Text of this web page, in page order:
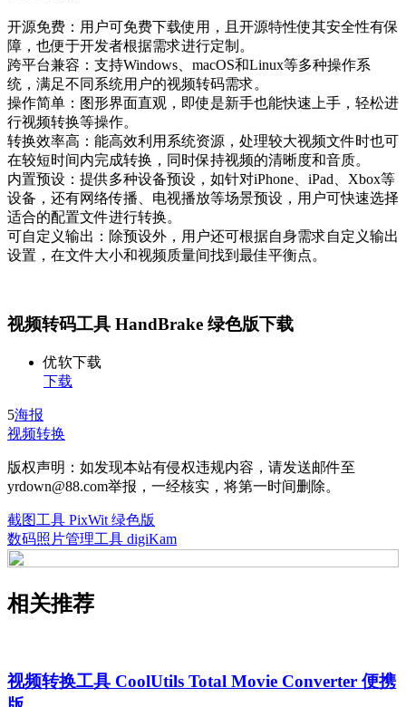
开源免费：用户可免费下载使用，且开源特性使其安全性有保
障，也便于开发者根据需求进行定制。
跨平台兼容：支持Windows、macOS和Linux等多种操作系
统，满足不同系统用户的视频转码需求。
操作简单：图形界面直观，即使是新手也能快速上手，轻松进
行视频转换等操作。
转换效率高：能高效利用系统资源，处理较大视频文件时也可
在较短时间内完成转换，同时保持视频的清晰度和音质。
内置预设：提供多种设备预设，如针对iPhone、iPad、Xbox等
设备，还有网络传播、电视播放等场景预设，用户可快速选择
适合的配置文件进行转换。
可自定义输出：除预设外，用户还可根据自身需求自定义输出
设置，在文件大小和视频质量间找到最佳平衡点。
视频转码工具 HandBrake 绿色版下载
优软下载
下载
5海报
视频转换
版权声明：如发现本站有侵权违规内容，请发送邮件至
yrdown@88.com举报，一经核实，将第一时间删除。
截图工具 PixWit 绿色版
数码照片管理工具 digiKam
相关推荐
视频转换工具 CoolUtils Total Movie Converter 便携